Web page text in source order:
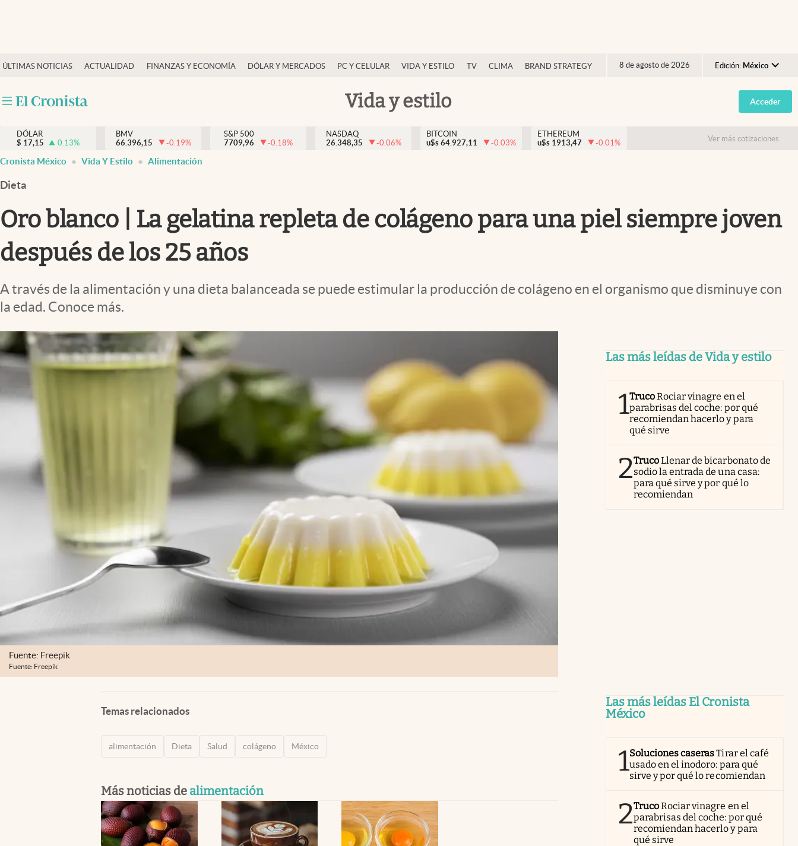
ÚLTIMAS NOTICIAS ACTUALIDAD FINANZAS Y ECONOMÍA DÓLAR Y MERCADOS PC Y CELULAR VIDA Y ESTILO TV CLIMA BRAND STRATEGY 8 de agosto de 2026 Edición: México
Argentina
España
USA
Vida y estilo
Actualidad
Internacionales
Opinión
Brand Strategy
Vida y estilo
Tv
Espiritualidad
abre en nueva pestaña
Acceder
DÓLAR
$ 17,15 0.13%
BMV
66.396,15
-0.19%
S&P 500
7709,96
-0.18%
NASDAQ
26.348,35
-0.06%
BITCOIN
u$s 64.927,11 -0.03%
ETHEREUM
u$s 1913,47 -0.01% Ver más cotizaciones
Cronista México Vida Y Estilo Alimentación
Dieta
Oro blanco | La gelatina repleta de colágeno para una piel siempre joven
después de los 25 años
A través de la alimentación y una dieta balanceada se puede estimular la producción de colágeno en el organismo que disminuye con
la edad. Conoce más.
Fuente: Freepik
Fuente: Freepik
Temas relacionados
alimentación Dieta Salud colágeno México
Más noticias de alimentación
Las más leídas de Vida y estilo
1TrucoRociar vinagre en el
parabrisas del coche: por qué
recomiendan hacerlo y para
qué sirve
2TrucoLlenar de bicarbonato de
sodio la entrada de una casa:
para qué sirve y por qué lo
recomiendan
Las más leídas El Cronista
México
1Soluciones caserasTirar el café
usado en el inodoro: para qué
sirve y por qué lo recomiendan
2TrucoRociar vinagre en el
parabrisas del coche: por qué
recomiendan hacerlo y para
qué sirve